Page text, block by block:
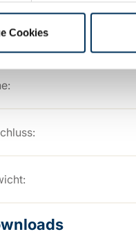
Cookies